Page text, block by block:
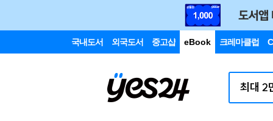
국내도서 외국도서 중고샵 eBook 크레마클럽